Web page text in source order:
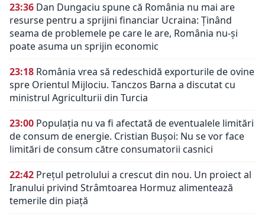
23:36 Dan Dungaciu spune că România nu mai are
resurse pentru a sprijini financiar Ucraina: Ținând
seama de problemele pe care le are, România nu-și
poate asuma un sprijin economic
23:18 România vrea să redeschidă exporturile de ovine
spre Orientul Mijlociu. Tanczos Barna a discutat cu
ministrul Agriculturii din Turcia
23:00 Populația nu va fi afectată de eventualele limitări
de consum de energie. Cristian Bușoi: Nu se vor face
limitări de consum către consumatorii casnici
22:42 Prețul petrolului a crescut din nou. Un proiect al
Iranului privind Strâmtoarea Hormuz alimentează
temerile din piață